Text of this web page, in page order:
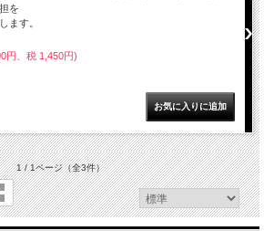
を
ます。
円、税 1,450円)
1 / 1ページ（全3件）